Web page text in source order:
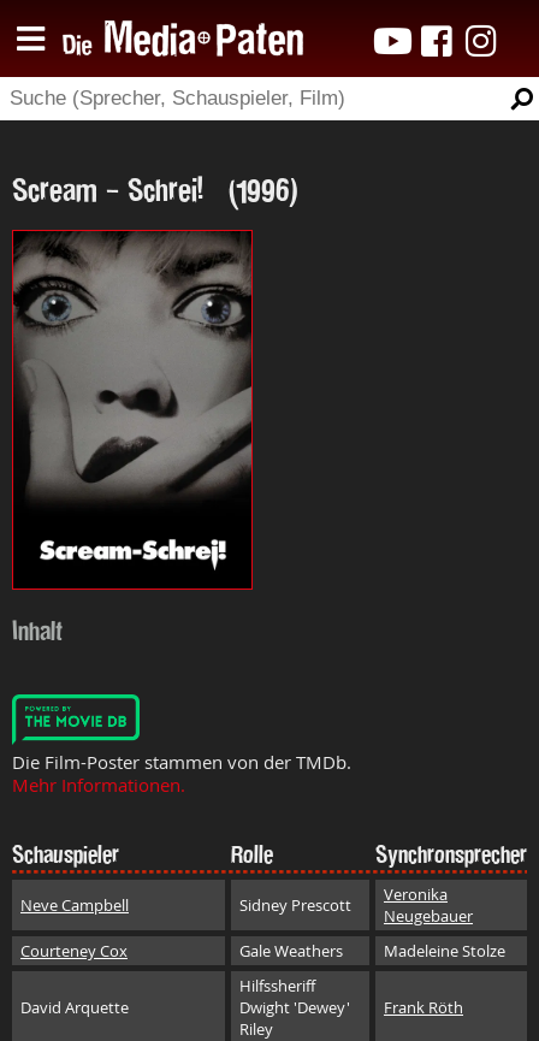
Scream - Schrei! (1996)
Inhalt
Die Film-Poster stammen von der TMDb.
Mehr Informationen.
Schauspieler Rolle Synchronsprecher
Neve Campbell Sidney Prescott
Veronika
Neugebauer
Courteney Cox
Gale Weathers Madeleine Stolze
David Arquette
Hilfssheriff
Dwight 'Dewey'
Riley
Frank Röth